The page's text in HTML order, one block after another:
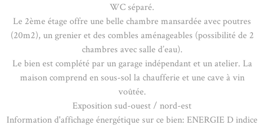
WC séparé.
Le 2ème étage offre une belle chambre mansardée avec poutres
(20m2), un grenier et des combles aménageables (possibilité de 2
chambres avec salle d’eau).
Le bien est complété par un garage indépendant et un atelier. La
maison comprend en sous-sol la chaufferie et une cave à vin
voûtée.
Exposition sud-ouest / nord-est
Information d'affichage énergétique sur ce bien: ENERGIE D indice